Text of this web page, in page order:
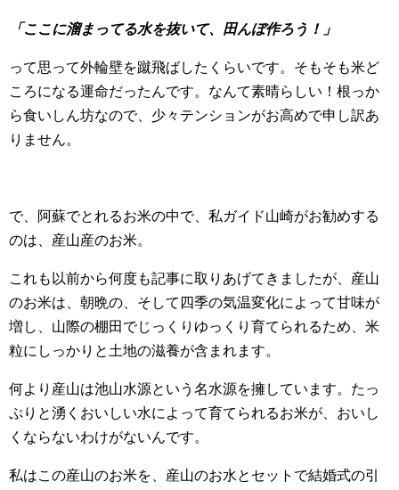
「ここに溜まってる水を抜いて、田んぼ作ろう！」
って思って外輪壁を蹴飛ばしたくらいです。そもそも米ど
ころになる運命だったんです。なんて素晴らしい！根っか
ら食いしん坊なので、少々テンションがお高めで申し訳あ
りません。
で、阿蘇でとれるお米の中で、私ガイド山崎がお勧めする
のは、産山産のお米。
これも以前から何度も記事に取りあげてきましたが、産山
のお米は、朝晩の、そして四季の気温変化によって甘味が
増し、山際の棚田でじっくりゆっくり育てられるため、米
粒にしっかりと土地の滋養が含まれます。
何より産山は池山水源という名水源を擁しています。たっ
ぷりと湧くおいしい水によって育てられるお米が、おいし
くならないわけがないんです。
私はこの産山のお米を、産山のお水とセットで結婚式の引